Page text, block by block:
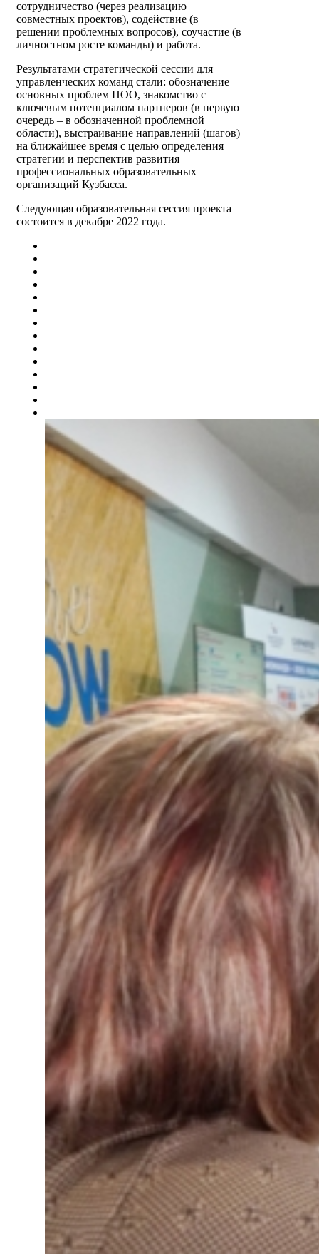
сотрудничество (через реализацию
совместных проектов), содействие (в
решении проблемных вопросов), соучастие (в
личностном росте команды) и работа.
Результатами стратегической сессии для
управленческих команд стали: обозначение
основных проблем ПОО, знакомство с
ключевым потенциалом партнеров (в первую
очередь – в обозначенной проблемной
области), выстраивание направлений (шагов)
на ближайшее время с целью определения
стратегии и перспектив развития
профессиональных образовательных
организаций Кузбасса.
Следующая образовательная сессия проекта
состоится в декабре 2022 года.